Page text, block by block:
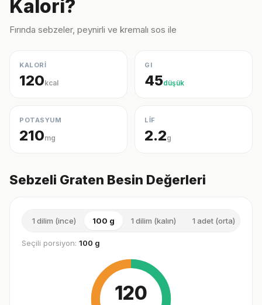
Kalori?
Fırında sebzeler, peynirli ve kremalı sos ile
KALORİ
120kcal
GI
45düşük
POTASYUM
210mg
LİF
2.2g
Sebzeli Graten Besin Değerleri
1 dilim (ince) 100 g 1 dilim (kalın) 1 adet (orta)
Seçili porsiyon: 100 g
120